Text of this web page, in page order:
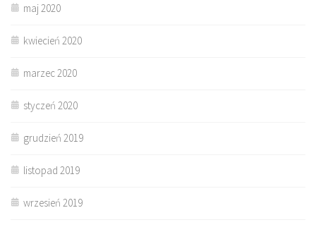
maj 2020
kwiecień 2020
marzec 2020
styczeń 2020
grudzień 2019
listopad 2019
wrzesień 2019